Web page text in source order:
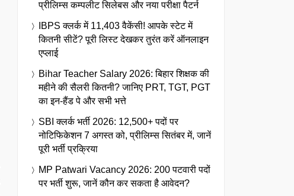
प्रीलिम्स कम्पलीट सिलेबस और नया परीक्षा पैटर्न
IBPS क्लर्क में 11,403 वैकेंसी! आपके स्टेट में
कितनी सीटें? पूरी लिस्ट देखकर तुरंत करें ऑनलाइन
एप्लाई
Bihar Teacher Salary 2026: बिहार शिक्षक की
महीने की सैलरी कितनी? जानिए PRT, TGT, PGT
का इन-हैंड पे और सभी भत्ते
SBI क्लर्क भर्ती 2026: 12,500+ पदों पर
नोटिफिकेशन 7 अगस्त को, प्रीलिम्स सितंबर में, जानें
पूरी भर्ती प्रक्रिया
MP Patwari Vacancy 2026: 200 पटवारी पदों
पर भर्ती शुरू, जानें कौन कर सकता है आवेदन?